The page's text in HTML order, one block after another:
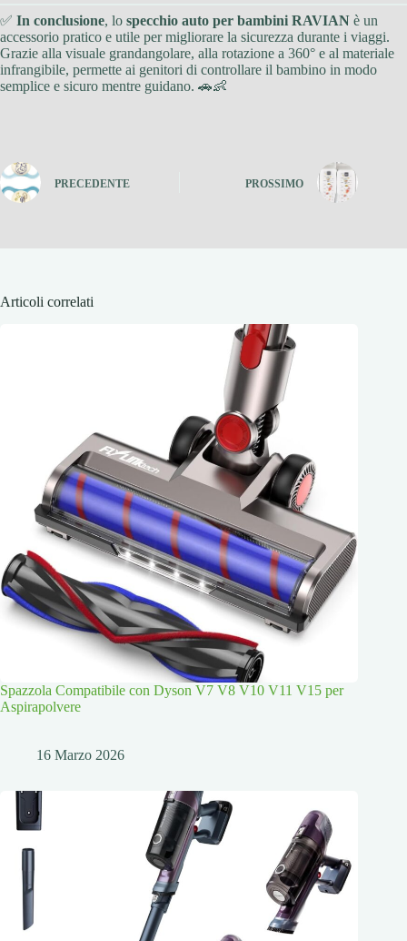
✅ In conclusione, lo specchio auto per bambini RAVIAN è un
accessorio pratico e utile per migliorare la sicurezza durante i viaggi.
Grazie alla visuale grandangolare, alla rotazione a 360° e al materiale
infrangibile, permette ai genitori di controllare il bambino in modo
semplice e sicuro mentre guidano. 🚗👶
PRECEDENTE PROSSIMO
Articoli correlati
Spazzola Compatibile con Dyson V7 V8 V10 V11 V15 per
Aspirapolvere
16 Marzo 2026